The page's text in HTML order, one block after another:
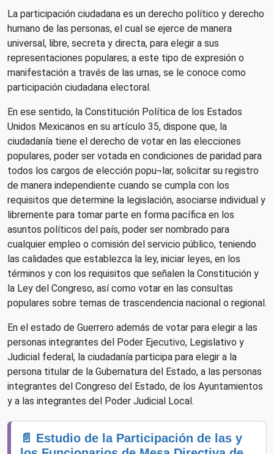
La participación ciudadana es un derecho político y derecho
humano de las personas, el cual se ejerce de manera
universal, libre, secreta y directa, para elegir a sus
representaciones populares; a este tipo de expresión o
manifestación a través de las urnas, se le conoce como
participación ciudadana electoral.
En ese sentido, la Constitución Política de los Estados
Unidos Mexicanos en su artículo 35, dispone que, la
ciudadanía tiene el derecho de votar en las elecciones
populares, poder ser votada en condiciones de paridad para
todos los cargos de elección popu¬lar, solicitar su registro
de manera independiente cuando se cumpla con los
requisitos que determine la legislación, asociarse individual y
libremente para tomar parte en forma pacífica en los
asuntos políticos del país, poder ser nombrado para
cualquier empleo o comisión del servicio público, teniendo
las calidades que establezca la ley, iniciar leyes, en los
términos y con los requisitos que señalen la Constitución y
la Ley del Congreso, así como votar en las consultas
populares sobre temas de trascendencia nacional o regional.
En el estado de Guerrero además de votar para elegir a las
personas integrantes del Poder Ejecutivo, Legislativo y
Judicial federal, la ciudadanía participa para elegir a la
persona titular de la Gubernatura del Estado, a las personas
integrantes del Congreso del Estado, de los Ayuntamientos
y a las integrantes del Poder Judicial Local.
📄 Estudio de la Participación de las y